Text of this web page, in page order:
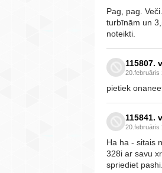
Pag, pag.
turbīnām un
noteikti.
115807.
20.februāris
pietiek
115841.
20.februāris
Ha ha - sitais
328i ar savu
spriediet